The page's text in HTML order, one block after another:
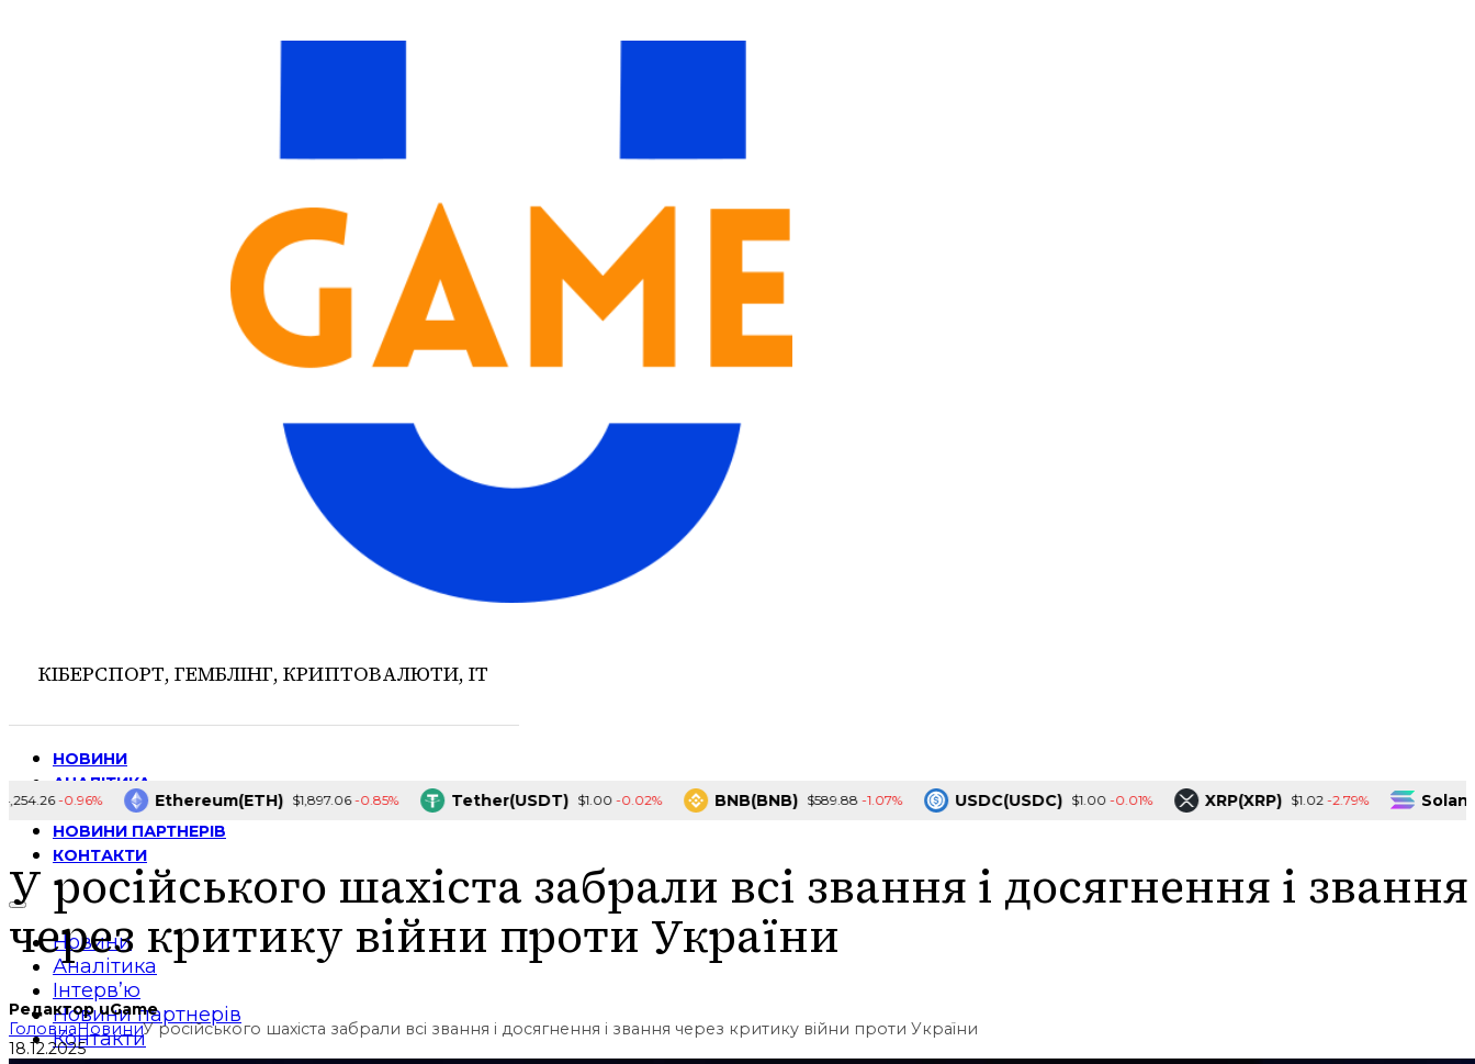
КІБЕРСПОРТ, ГЕМБЛІНГ, КРИПТОВАЛЮТИ, ІТ
НОВИНИ
АНАЛІТИКА
ІНТЕРВ’Ю
НОВИНИ ПАРТНЕРІВ
КОНТАКТИ
Новини
Аналітика
Інтерв’ю
Новини партнерів
Контакти
-0.96% Ethereum(ETH) $1,897.06 -0.85% Tether(USDT) $1.00 -0.02% BNB(BNB) $589.88 -1.07% USDC(USDC) $1.00 -0.01% XRP(XRP) $1.02 -2.79%
У російського шахіста забрали всі звання і досягнення і звання
через критику війни проти України
Редактор uGame
ГоловнаНовиниУ російського шахіста забрали всі звання і досягнення і звання через критику війни проти України
18.12.2025